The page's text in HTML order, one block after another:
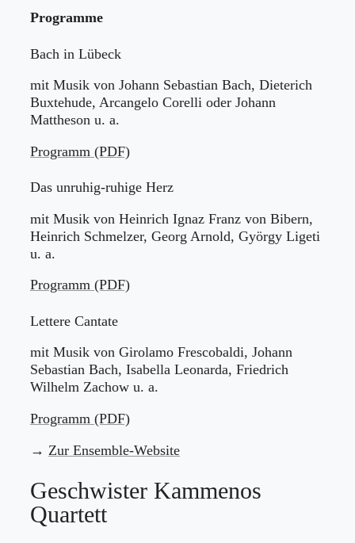
Programme
Bach in Lübeck
mit Musik von Johann Sebastian Bach, Dieterich
Buxtehude, Arcangelo Corelli oder Johann
Mattheson u. a.
Programm (PDF)
Das unruhig-ruhige Herz
mit Musik von Heinrich Ignaz Franz von Bibern,
Heinrich Schmelzer, Georg Arnold, György Ligeti
u. a.
Programm (PDF)
Lettere Cantate
mit Musik von Girolamo Frescobaldi, Johann
Sebastian Bach, Isabella Leonarda, Friedrich
Wilhelm Zachow u. a.
Programm (PDF)
→ Zur Ensemble-Website
Geschwister Kammenos
Quartett